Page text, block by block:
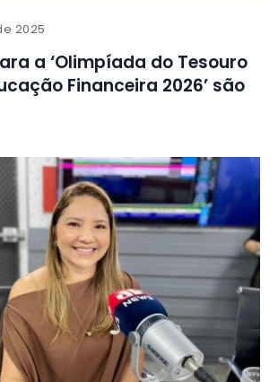
2025
a ‘Olimpíada do Tesouro
Financeira 2026’ são